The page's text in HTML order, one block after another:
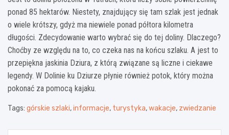
ponad 85 hektarów. Niestety, znajdujący się tam szlak jest jednak
o wiele krótszy, gdyż ma niewiele ponad półtora kilometra
długości. Zdecydowanie warto wybrać się do tej doliny. Dlaczego?
Choćby ze względu na to, co czeka nas na końcu szlaku. A jest to
przepiękna jaskinia Dziura, z którą związane są liczne i ciekawe
legendy. W Dolinie ku Dziurze płynie również potok, który można
pokonać za pomocą kajaku.
Tags: górskie szlaki,informacje, turystyka,wakacje, zwiedzanie